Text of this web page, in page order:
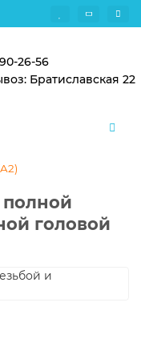
26-56
Братиславская 22
полной
головой